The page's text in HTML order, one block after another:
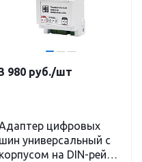
980 руб./шт
цифровых
шин универсальный с
корпусом на DIN-рейку